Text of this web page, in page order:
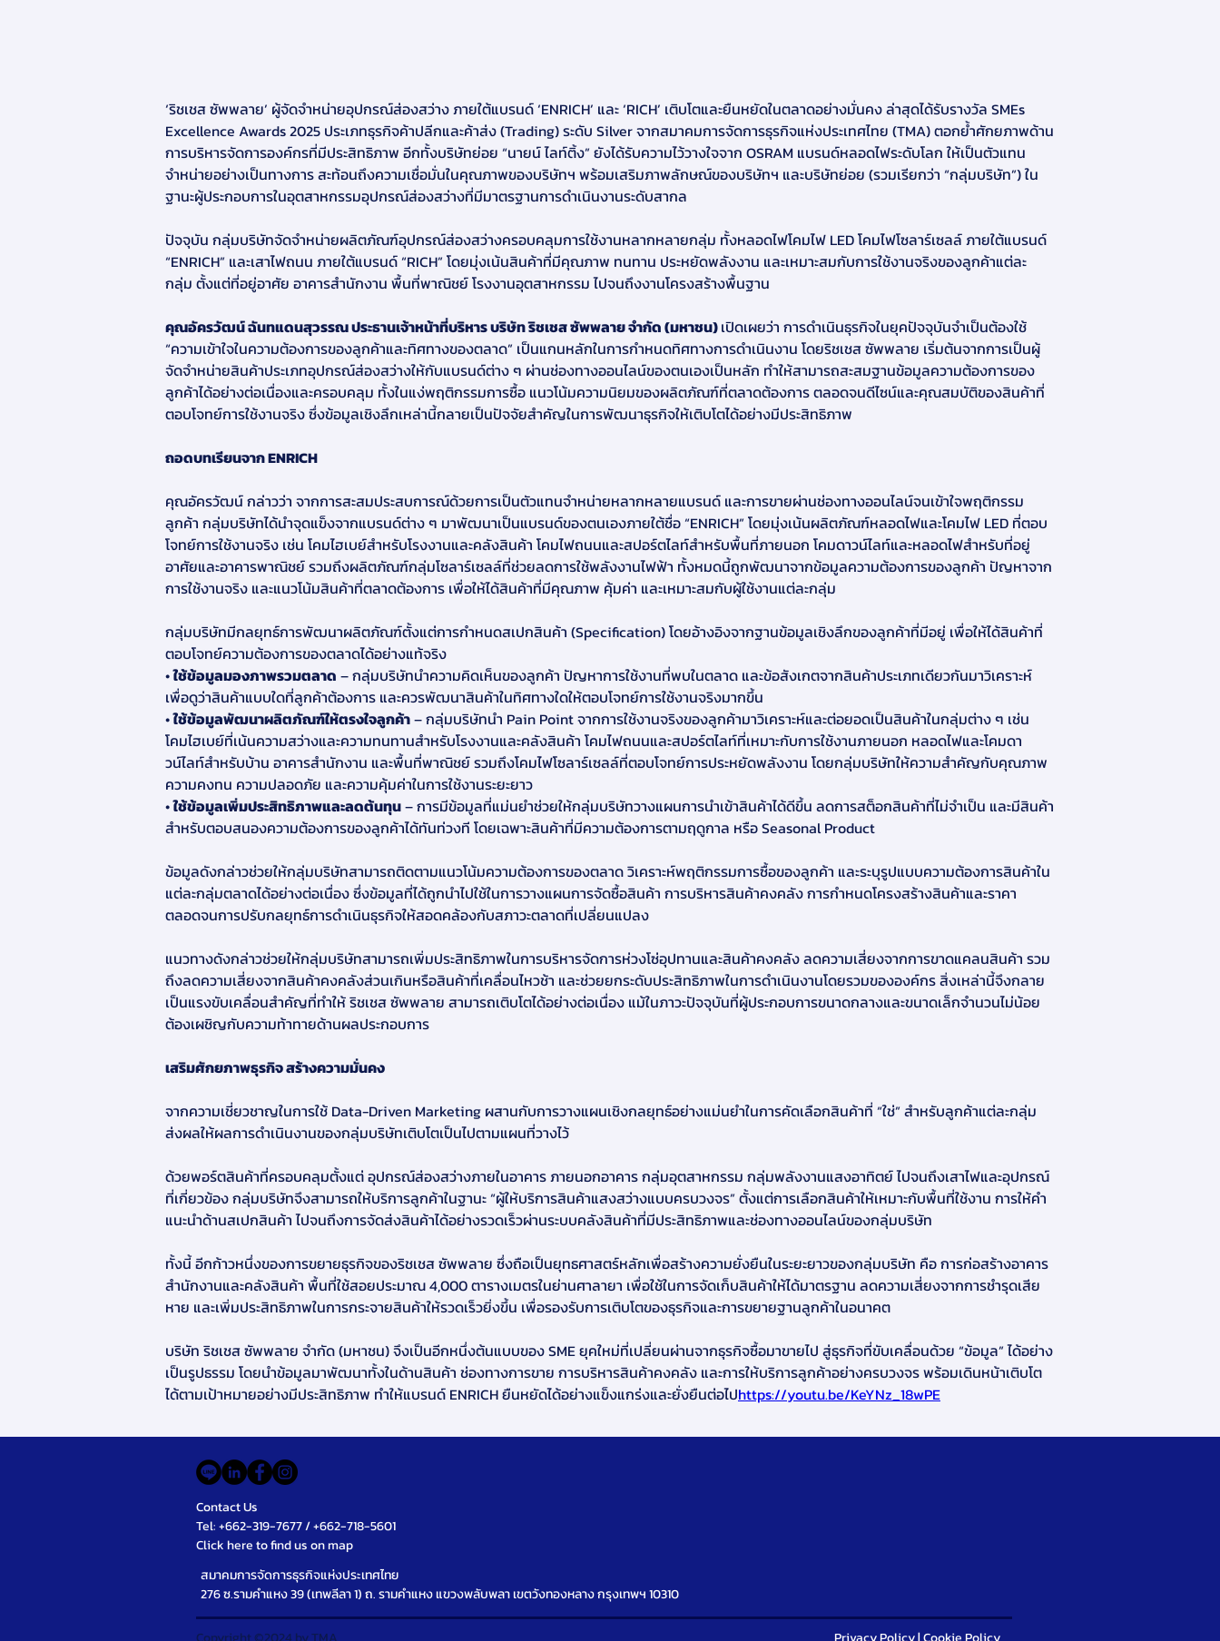
‘ริชเชส ซัพพลาย’ ผู้จัดจำหน่ายอุปกรณ์ส่องสว่าง ภายใต้แบรนด์ ‘ENRICH’ และ ‘RICH’ เติบโตและยืนหยัดในตลาดอย่างมั่นคง ล่าสุดได้รับรางวัล SMEs
Excellence Awards 2025 ประเภทธุรกิจค้าปลีกและค้าส่ง (Trading) ระดับ Silver จากสมาคมการจัดการธุรกิจแห่งประเทศไทย (TMA) ตอกย้ำศักยภาพด้าน
การบริหารจัดการองค์กรที่มีประสิทธิภาพ อีกทั้งบริษัทย่อย “นายน์ ไลท์ติ้ง” ยังได้รับความไว้วางใจจาก OSRAM แบรนด์หลอดไฟระดับโลก ให้เป็นตัวแทน
จำหน่ายอย่างเป็นทางการ สะท้อนถึงความเชื่อมั่นในคุณภาพของบริษัทฯ พร้อมเสริมภาพลักษณ์ของบริษัทฯ และบริษัทย่อย (รวมเรียกว่า “กลุ่มบริษัท”) ใน
ฐานะผู้ประกอบการในอุตสาหกรรมอุปกรณ์ส่องสว่างที่มีมาตรฐานการดำเนินงานระดับสากล
ปัจจุบัน กลุ่มบริษัทจัดจำหน่ายผลิตภัณฑ์อุปกรณ์ส่องสว่างครอบคลุมการใช้งานหลากหลายกลุ่ม ทั้งหลอดไฟโคมไฟ LED โคมไฟโซลาร์เซลล์ ภายใต้แบรนด์
“ENRICH” และเสาไฟถนน ภายใต้แบรนด์ “RICH” โดยมุ่งเน้นสินค้าที่มีคุณภาพ ทนทาน ประหยัดพลังงาน และเหมาะสมกับการใช้งานจริงของลูกค้าแต่ละ
กลุ่ม ตั้งแต่ที่อยู่อาศัย อาคารสำนักงาน พื้นที่พาณิชย์ โรงงานอุตสาหกรรม ไปจนถึงงานโครงสร้างพื้นฐาน
คุณอัครวัฒน์ ฉันทแดนสุวรรณ ประธานเจ้าหน้าที่บริหาร บริษัท ริชเชส ซัพพลาย จำกัด (มหาชน) เปิดเผยว่า การดำเนินธุรกิจในยุคปัจจุบันจำเป็นต้องใช้
“ความเข้าใจในความต้องการของลูกค้าและทิศทางของตลาด” เป็นแกนหลักในการกำหนดทิศทางการดำเนินงาน โดยริชเชส ซัพพลาย เริ่มต้นจากการเป็นผู้
จัดจำหน่ายสินค้าประเภทอุปกรณ์ส่องสว่างให้กับแบรนด์ต่าง ๆ ผ่านช่องทางออนไลน์ของตนเองเป็นหลัก ทำให้สามารถสะสมฐานข้อมูลความต้องการของ
ลูกค้าได้อย่างต่อเนื่องและครอบคลุม ทั้งในแง่พฤติกรรมการซื้อ แนวโน้มความนิยมของผลิตภัณฑ์ที่ตลาดต้องการ ตลอดจนดีไซน์และคุณสมบัติของสินค้าที่
ตอบโจทย์การใช้งานจริง ซึ่งข้อมูลเชิงลึกเหล่านี้กลายเป็นปัจจัยสำคัญในการพัฒนาธุรกิจให้เติบโตได้อย่างมีประสิทธิภาพ
ถอดบทเรียนจาก ENRICH
คุณอัครวัฒน์ กล่าวว่า จากการสะสมประสบการณ์ด้วยการเป็นตัวแทนจำหน่ายหลากหลายแบรนด์ และการขายผ่านช่องทางออนไลน์จนเข้าใจพฤติกรรม
ลูกค้า กลุ่มบริษัทได้นำจุดแข็งจากแบรนด์ต่าง ๆ มาพัฒนาเป็นแบรนด์ของตนเองภายใต้ชื่อ “ENRICH” โดยมุ่งเน้นผลิตภัณฑ์หลอดไฟและโคมไฟ LED ที่ตอบ
โจทย์การใช้งานจริง เช่น โคมไฮเบย์สำหรับโรงงานและคลังสินค้า โคมไฟถนนและสปอร์ตไลท์สำหรับพื้นที่ภายนอก โคมดาวน์ไลท์และหลอดไฟสำหรับที่อยู่
อาศัยและอาคารพาณิชย์ รวมถึงผลิตภัณฑ์กลุ่มโซลาร์เซลล์ที่ช่วยลดการใช้พลังงานไฟฟ้า ทั้งหมดนี้ถูกพัฒนาจากข้อมูลความต้องการของลูกค้า ปัญหาจาก
การใช้งานจริง และแนวโน้มสินค้าที่ตลาดต้องการ เพื่อให้ได้สินค้าที่มีคุณภาพ คุ้มค่า และเหมาะสมกับผู้ใช้งานแต่ละกลุ่ม
กลุ่มบริษัทมีกลยุทธ์การพัฒนาผลิตภัณฑ์ตั้งแต่การกำหนดสเปกสินค้า (Specification) โดยอ้างอิงจากฐานข้อมูลเชิงลึกของลูกค้าที่มีอยู่ เพื่อให้ได้สินค้าที่
ตอบโจทย์ความต้องการของตลาดได้อย่างแท้จริง
• ใช้ข้อมูลมองภาพรวมตลาด – กลุ่มบริษัทนำความคิดเห็นของลูกค้า ปัญหาการใช้งานที่พบในตลาด และข้อสังเกตจากสินค้าประเภทเดียวกันมาวิเคราะห์
เพื่อดูว่าสินค้าแบบใดที่ลูกค้าต้องการ และควรพัฒนาสินค้าในทิศทางใดให้ตอบโจทย์การใช้งานจริงมากขึ้น
• ใช้ข้อมูลพัฒนาผลิตภัณฑ์ให้ตรงใจลูกค้า – กลุ่มบริษัทนำ Pain Point จากการใช้งานจริงของลูกค้ามาวิเคราะห์และต่อยอดเป็นสินค้าในกลุ่มต่าง ๆ เช่น
โคมไฮเบย์ที่เน้นความสว่างและความทนทานสำหรับโรงงานและคลังสินค้า โคมไฟถนนและสปอร์ตไลท์ที่เหมาะกับการใช้งานภายนอก หลอดไฟและโคมดา
วน์ไลท์สำหรับบ้าน อาคารสำนักงาน และพื้นที่พาณิชย์ รวมถึงโคมไฟโซลาร์เซลล์ที่ตอบโจทย์การประหยัดพลังงาน โดยกลุ่มบริษัทให้ความสำคัญกับคุณภาพ
ความคงทน ความปลอดภัย และความคุ้มค่าในการใช้งานระยะยาว
• ใช้ข้อมูลเพิ่มประสิทธิภาพและลดต้นทุน – การมีข้อมูลที่แม่นยำช่วยให้กลุ่มบริษัทวางแผนการนำเข้าสินค้าได้ดีขึ้น ลดการสต็อกสินค้าที่ไม่จำเป็น และมีสินค้า
สำหรับตอบสนองความต้องการของลูกค้าได้ทันท่วงที โดยเฉพาะสินค้าที่มีความต้องการตามฤดูกาล หรือ Seasonal Product
ข้อมูลดังกล่าวช่วยให้กลุ่มบริษัทสามารถติดตามแนวโน้มความต้องการของตลาด วิเคราะห์พฤติกรรมการซื้อของลูกค้า และระบุรูปแบบความต้องการสินค้าใน
แต่ละกลุ่มตลาดได้อย่างต่อเนื่อง ซึ่งข้อมูลที่ได้ถูกนำไปใช้ในการวางแผนการจัดซื้อสินค้า การบริหารสินค้าคงคลัง การกำหนดโครงสร้างสินค้าและราคา
ตลอดจนการปรับกลยุทธ์การดำเนินธุรกิจให้สอดคล้องกับสภาวะตลาดที่เปลี่ยนแปลง
แนวทางดังกล่าวช่วยให้กลุ่มบริษัทสามารถเพิ่มประสิทธิภาพในการบริหารจัดการห่วงโซ่อุปทานและสินค้าคงคลัง ลดความเสี่ยงจากการขาดแคลนสินค้า รวม
ถึงลดความเสี่ยงจากสินค้าคงคลังส่วนเกินหรือสินค้าที่เคลื่อนไหวช้า และช่วยยกระดับประสิทธิภาพในการดำเนินงานโดยรวมขององค์กร สิ่งเหล่านี้จึงกลาย
เป็นแรงขับเคลื่อนสำคัญที่ทำให้ ริชเชส ซัพพลาย สามารถเติบโตได้อย่างต่อเนื่อง แม้ในภาวะปัจจุบันที่ผู้ประกอบการขนาดกลางและขนาดเล็กจำนวนไม่น้อย
ต้องเผชิญกับความท้าทายด้านผลประกอบการ
เสริมศักยภาพธุรกิจ สร้างความมั่นคง
จากความเชี่ยวชาญในการใช้ Data-Driven Marketing ผสานกับการวางแผนเชิงกลยุทธ์อย่างแม่นยำในการคัดเลือกสินค้าที่ “ใช่” สำหรับลูกค้าแต่ละกลุ่ม
ส่งผลให้ผลการดำเนินงานของกลุ่มบริษัทเติบโตเป็นไปตามแผนที่วางไว้
ด้วยพอร์ตสินค้าที่ครอบคลุมตั้งแต่ อุปกรณ์ส่องสว่างภายในอาคาร ภายนอกอาคาร กลุ่มอุตสาหกรรม กลุ่มพลังงานแสงอาทิตย์ ไปจนถึงเสาไฟและอุปกรณ์
ที่เกี่ยวข้อง กลุ่มบริษัทจึงสามารถให้บริการลูกค้าในฐานะ “ผู้ให้บริการสินค้าแสงสว่างแบบครบวงจร” ตั้งแต่การเลือกสินค้าให้เหมาะกับพื้นที่ใช้งาน การให้คำ
แนะนำด้านสเปกสินค้า ไปจนถึงการจัดส่งสินค้าได้อย่างรวดเร็วผ่านระบบคลังสินค้าที่มีประสิทธิภาพและช่องทางออนไลน์ของกลุ่มบริษัท
ทั้งนี้ อีกก้าวหนึ่งของการขยายธุรกิจของริชเชส ซัพพลาย ซึ่งถือเป็นยุทธศาสตร์หลักเพื่อสร้างความยั่งยืนในระยะยาวของกลุ่มบริษัท คือ การก่อสร้างอาคาร
สำนักงานและคลังสินค้า พื้นที่ใช้สอยประมาณ 4,000 ตารางเมตรในย่านศาลายา เพื่อใช้ในการจัดเก็บสินค้าให้ได้มาตรฐาน ลดความเสี่ยงจากการชำรุดเสีย
หาย และเพิ่มประสิทธิภาพในการกระจายสินค้าให้รวดเร็วยิ่งขึ้น เพื่อรองรับการเติบโตของธุรกิจและการขยายฐานลูกค้าในอนาคต
บริษัท ริชเชส ซัพพลาย จำกัด (มหาชน) จึงเป็นอีกหนึ่งต้นแบบของ SME ยุคใหม่ที่เปลี่ยนผ่านจากธุรกิจซื้อมาขายไป สู่ธุรกิจที่ขับเคลื่อนด้วย “ข้อมูล” ได้อย่าง
เป็นรูปธรรม โดยนำข้อมูลมาพัฒนาทั้งในด้านสินค้า ช่องทางการขาย การบริหารสินค้าคงคลัง และการให้บริการลูกค้าอย่างครบวงจร พร้อมเดินหน้าเติบโต
ได้ตามเป้าหมายอย่างมีประสิทธิภาพ ทำให้แบรนด์ ENRICH ยืนหยัดได้อย่างแข็งแกร่งและยั่งยืนต่อไปhttps://youtu.be/KeYNz_18wPE
Contact Us
Tel: +662-319-7677 / +662-718-5601
Click here to find us on map
สมาคมการจัดการธุรกิจแห่งประเทศไทย
276 ซ.รามคำแหง 39 (เทพลีลา 1) ถ. รามคำแหง แขวงพลับพลา เขตวังทองหลาง กรุงเทพฯ 10310